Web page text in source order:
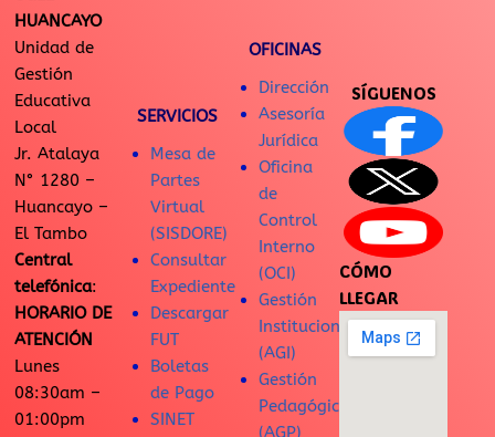
HUANCAYO
Unidad de
Gestión
Educativa
Local
Jr. Atalaya
N° 1280 –
Huancayo –
El Tambo
Central
telefónica:
HORARIO DE
ATENCIÓN
Lunes
08:30am –
01:00pm
SERVICIOS
Mesa de
Partes
Virtual
(SISDORE)
Consultar
Expediente
Descargar
FUT
Boletas
de Pago
SINET
OFICINAS
Dirección
Asesoría
Jurídica
Oficina
de
Control
Interno
(OCI)
Gestión
Institucional
(AGI)
Gestión
Pedagógica
(AGP)
SÍGUENOS
CÓMO
LLEGAR